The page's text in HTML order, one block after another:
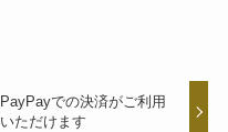
PayPayでの決済がご利用
いただけます